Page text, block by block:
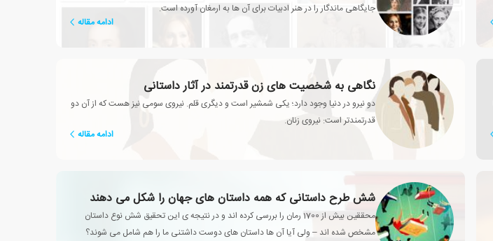
جایگاهی ماندگار را در هنر ادبیات برای آن ها به ارمغان آورده است.
ادامه مقاله
نگاهی به شخصیت های زن قدرتمند در آثار داستانی
دو نیرو در دنیا وجود دارد؛ یکی شمشیر است و دیگری قلم. نیروی سومی نیز هست که از آن دو
قدرتمندتر است: نیروی زنان.
ادامه مقاله
شش طرح داستانی که همه داستان های جهان را شکل می دهند
محققین بیش از 1700 رمان را بررسی کرده اند و در نتیجه ی این تحقیق شش نوع داستان
مشخص شده اند – ولی آیا آن ها داستان های دوست داشتنی ما را هم شامل می شوند؟